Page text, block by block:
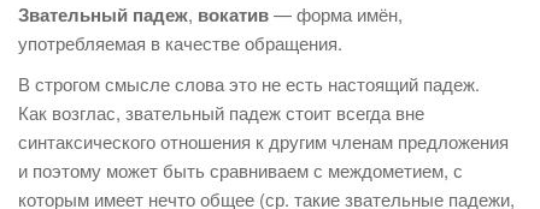
Звательный падеж, вокатив— форма имён,
употребляемая в качестве обращения.
В строгом смысле слова это не есть настоящий падеж.
Как возглас, звательный падеж стоит всегда вне
синтаксического отношения к другим членам предложения
и поэтому может быть сравниваем с междометием, с
которым имеет нечто общее (ср. такие звательные падежи,